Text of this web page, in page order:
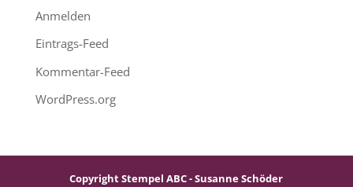
Anmelden
Eintrags-Feed
Kommentar-Feed
WordPress.org
Copyright Stempel ABC - Susanne Schöder